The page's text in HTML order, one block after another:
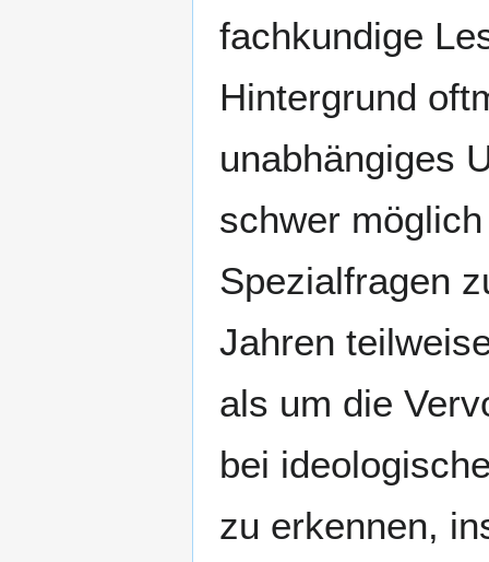
fachkundige
Hintergrund
unabhängiges
schwer
Spezialfragen
Jahren
als um die
bei
zu erkennen,